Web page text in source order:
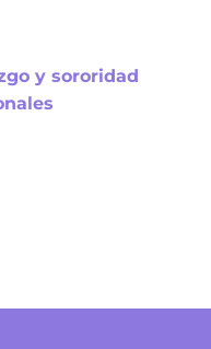
y sororidad